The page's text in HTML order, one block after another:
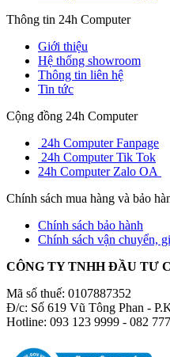
Thông tin 24h Computer
Giới thiệu
Hệ thống showroom
Thông tin liên hệ
Tin tức
Cộng đồng 24h Computer
24h Computer Fanpage
24h Computer Tik Tok
24h Computer Zalo OA
Chính sách mua hàng và bảo
Chính sách bảo hành
Chính sách vận chuyển,
CÔNG TY TNHH ĐẦU TƯ
Mã số thuế: 0107887352
Đ/c: Số 619 Vũ Tông Phan -
Hotline: 093 123 9999 - 082